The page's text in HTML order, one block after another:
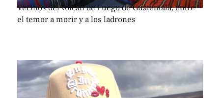
Vecinos del volcán de Fuego de Guatemala, entre
el temor a morir y a los ladrones